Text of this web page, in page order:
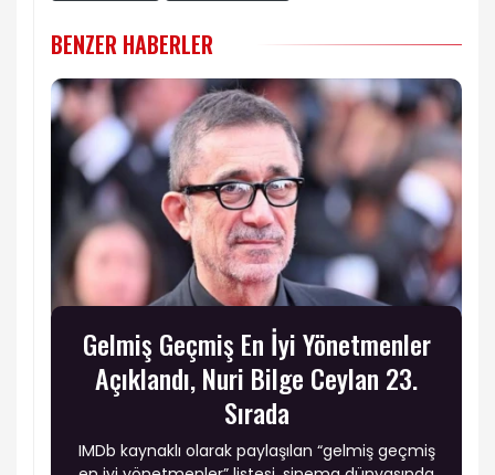
BENZER HABERLER
Gelmiş Geçmiş En İyi Yönetmenler
Açıklandı, Nuri Bilge Ceylan 23.
Sırada
IMDb kaynaklı olarak paylaşılan “gelmiş geçmiş